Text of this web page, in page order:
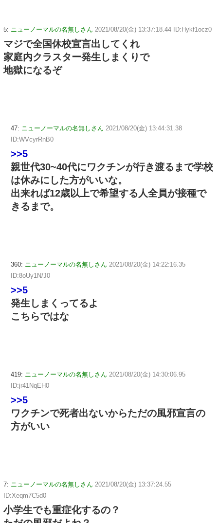
5: ニューノーマルの名無しさん 2021/08/20(金) 13:37:18.44 ID:Hykf1ocz0
マジで全国休校宣言出してくれ
家庭内クラスター発生しまくりで
地獄になるぞ
47: ニューノーマルの名無しさん 2021/08/20(金) 13:44:31.38
ID:WVcyrRnB0
>>5
親世代30~40代にワクチンが行き渡るまで学校
は休みにした方がいいな。
出来れば12歳以上で希望する人全員が接種で
きるまで。
360: ニューノーマルの名無しさん 2021/08/20(金) 14:22:16.35
ID:8oUy1N/J0
>>5
発生しまくってるよ
こちらではな
419: ニューノーマルの名無しさん 2021/08/20(金) 14:30:06.95
ID:jr41NqEH0
>>5
ワクチンで死者出ないからただの風邪宣言の
方がいい
7: ニューノーマルの名無しさん 2021/08/20(金) 13:37:24.55
ID:Xeqm7C5d0
小学生でも重症化するの？